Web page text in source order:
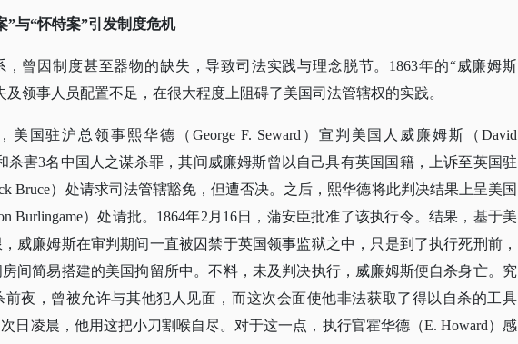
”与“怀特案”引发制度危机
曾因制度甚至器物的缺失，导致司法实践与理念脱节。 1863年的“威廉姆斯
及领事人员配置不足，在很大程度上阻碍了美国司法管辖权的实践。
美国驻沪总领事熙华德 （ George F. Seward）宣判美国人威廉姆斯（David
杀害3名中国人之谋杀罪，其间威廉姆斯曾以自己具有英国国籍，上诉至英国驻
Bruce）处请求司法管辖豁免，但遭否决。之后，熙华德将此判决结果上呈美国
Burlingame）处请批。1864年2月16日，蒲安臣批准了该执行令。结果，基于美
威廉姆斯在审判期间一直被囚禁于英国领事监狱之中，只是到了执行死刑前，
间简易搭建的美国拘留所中。不料，未及判决执行，威廉姆斯便自杀身亡。究
夜，曾被允许与其他犯人见面，而这次会面使他非法获取了得以自杀的工具
凌晨，他用这把小刀割喉自尽。对于这一点，执行官霍华德（E. Howard）感